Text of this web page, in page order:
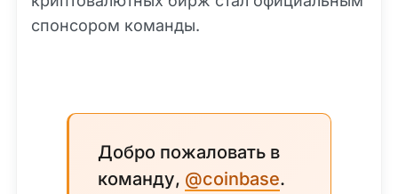
спонсором команды.
Добро пожаловать в
команду, @coinbase.